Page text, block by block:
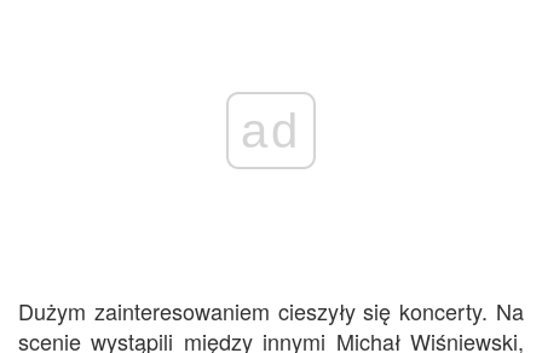
ad
Dużym zainteresowaniem cieszyły się koncerty. Na
scenie wystąpili między innymi Michał Wiśniewski,